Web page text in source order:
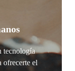
tecnología
ofrecerte el